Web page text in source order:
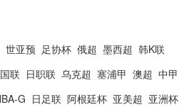
世亚预 足协杯 俄超 墨西超 韩K联
联 日职联 乌克超 塞浦甲 澳超 中甲
G 日足联 阿根廷杯 亚美超 亚洲杯